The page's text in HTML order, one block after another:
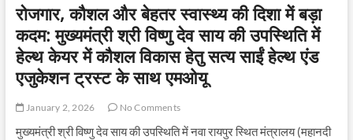
रोजगार, कौशल और बेहतर स्वास्थ्य की दिशा में बड़ा
कदम: मुख्यमंत्री श्री विष्णु देव साय की उपस्थिति में
हेल्थ केयर में कौशल विकास हेतु सत्य साईं हेल्थ एंड
एजुकेशन ट्रस्ट के साथ एमओयू
January 2, 2026 No Comments
मुख्यमंत्री श्री विष्णु देव साय की उपस्थिति में नवा रायपुर स्थित मंत्रालय (महानदी